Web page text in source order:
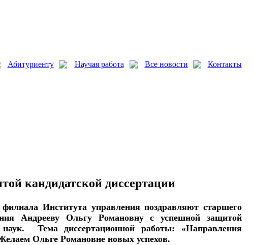
Абитуриенту Научая работа Все новости Контакты
кандидатской диссертации
Института управления поздравляют старшего
Андрееву Ольгу Романовну с успешной защитой
наук.
Тема диссертационной работы: «Направления
Ольге Романовне новых успехов.